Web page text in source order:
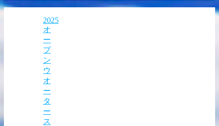
2025
オ
ー
プ
ン
ウ
オ
ー
タ
ー
ス